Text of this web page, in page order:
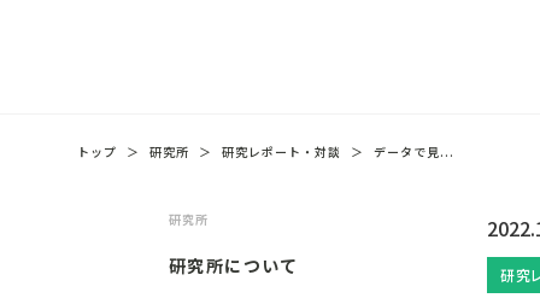
トップ ＞ 研究所 ＞ 研究レポート・対談 ＞ データで見...
研究所
研究所について
研究